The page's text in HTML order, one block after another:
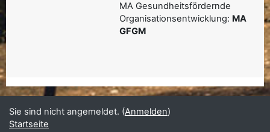
MA Gesundheitsfördernde
Organisationsentwicklung: MA
GFGM
Sie sind nicht angemeldet. (Anmelden)
Startseite